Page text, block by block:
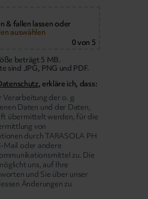
& fallen lassen oder
auswählen
0von 5
beträgt 5 MB.
sind JPG, PNG und PDF.
, erkläre ich, dass:
Verarbeitung der o. g.
Daten und der Daten,
übermittelt werden, für die
von
durch TARASOLA PH
Mail oder andere
zu. Die
uns, auf Ihre
und Sie über unser
Änderungen zu